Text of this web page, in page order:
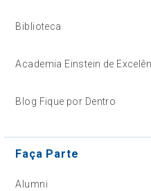
Biblioteca
Academia Einstein de
Blog Fique por Dentro
Faça Parte
Alumni